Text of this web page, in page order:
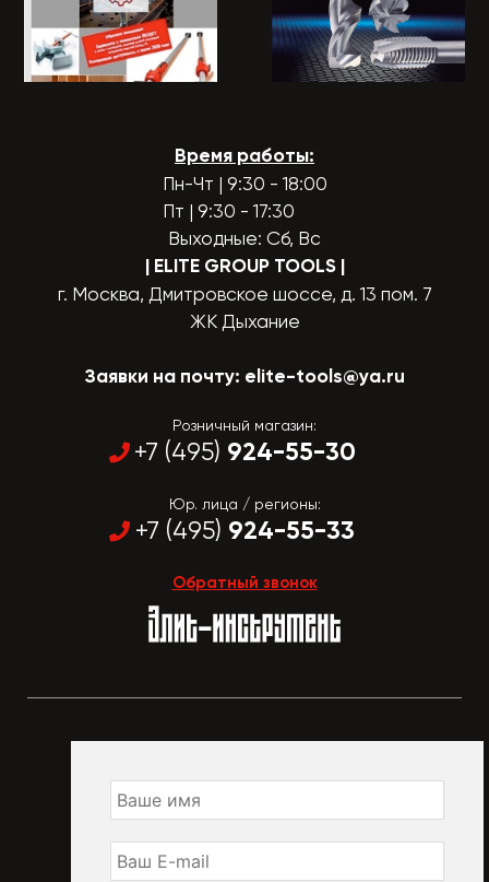
Время работы:
Пн-Чт | 9:30 - 18:00
Пт | 9:30 - 17:30
Выходные: Сб, Вс
| ELITE GROUP TOOLS |
г. Москва, Дмитровское шоссе, д. 13 пом. 7
ЖК Дыхание
Заявки на почту: elite-tools@ya.ru
Розничный магазин:
+7 (495) 924-55-30
Юр. лица / регионы:
+7 (495) 924-55-33
Обратный звонок